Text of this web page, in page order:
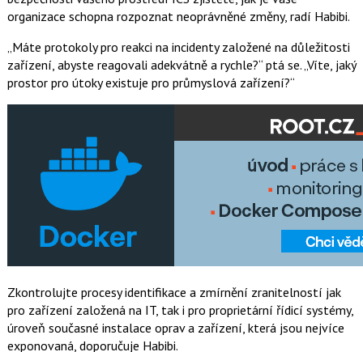
organizace schopna rozpoznat neoprávněné změny, radí Habibi.
„Máte protokoly pro reakci na incidenty založené na důležitosti
zařízení, abyste reagovali adekvátně a rychle?“ ptá se. „Víte, jaký
prostor pro útoky existuje pro průmyslová zařízení?“
Zkontrolujte procesy identifikace a zmírnění zranitelností jak
pro zařízení založená na IT, tak i pro proprietární řídicí systémy,
úroveň současné instalace oprav a zařízení, která jsou nejvíce
exponovaná, doporučuje Habibi.